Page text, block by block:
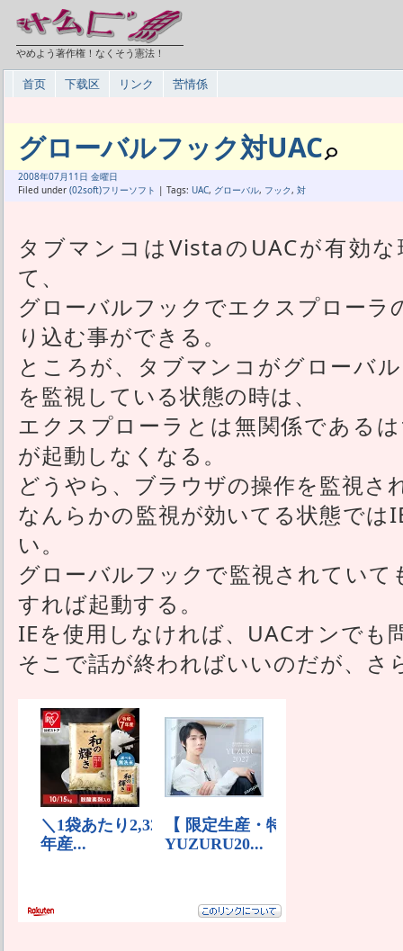
やめよう著作権！なくそう憲法！
首页 下载区 リンク 苦情係
グローバルフック対UAC
2008年07月 11日 金曜日
Filed under (02soft)フリーソフト | Tags: UAC, グローバル, フック, 対
タブマンコはVistaのUACが有効
て、
グローバルフックでエクスプローラ
り込む事ができる。
ところが、タブマンコがグローバ
を監視している状態の時は、
エクスプローラとは無関係である
が起動しなくなる。
どうやら、ブラウザの操作を監視さ
なんらかの監視が効いてる状態では
い。
グローバルフックで監視されていて
すれば起動する。
IEを使用しなければ、UACオンでも
そこで話が終わればいいのだが、さ